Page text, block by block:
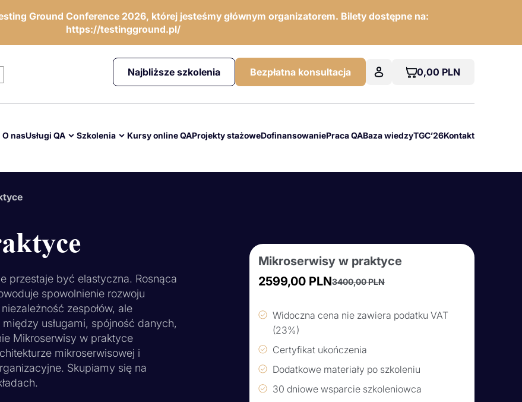
Ground Conference 2026, której jesteśmy głównym organizatorem. Bilety dostępne na:
https://testingground.pl/
Najbliższe szkolenia Bezpłatna konsultacja 0,00 PLN
O nasUsługi QA Szkolenia Kursy online QAProjekty stażoweDofinansowaniePraca QABaza wiedzyTGC’26Kontakt
przestaje być elastyczna. Rosnąca
spowolnienie rozwoju
zespołów, ale
usługami, spójność danych,
Mikroserwisy w praktyce
mikroserwisowej i
Skupiamy się na
Mikroserwisy w praktyce
3400,00PLN
cena
wynosiła:
2599,00 PLN
cena
wynosi:
Widoczna cena nie zawiera podatku VAT
(23%)
Certyfikat ukończenia
Dodatkowe materiały po szkoleniu
30 dniowe wsparcie szkoleniowca